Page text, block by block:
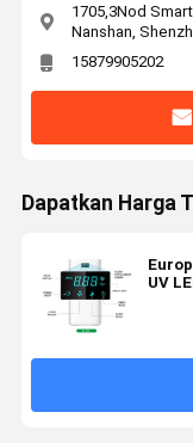
1705,3Nod
Nanshan,
15879905202
Dapatkan Harga
UV